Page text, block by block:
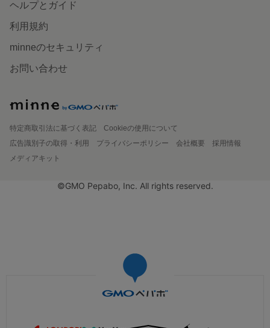
ヘルプとガイド
利用規約
minneのセキュリティ
お問い合わせ
特定商取引法に基づく表記
Cookieの使用について
広告識別子の取得・利用
プライバシーポリシー 会社概要
採用情報
メディアキット
©GMO Pepabo, Inc. All rights reserved.